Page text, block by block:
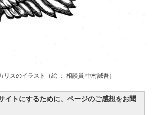
リスのイラスト（絵 ： 相談員 中村誠吾）
イトにするために、ページのご感想をお聞